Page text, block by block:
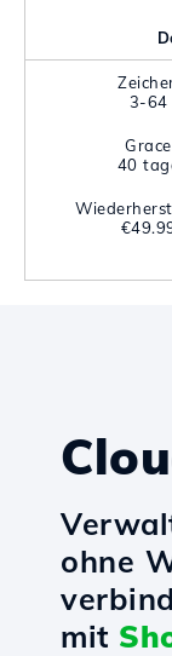
3-64
Grace
40
ohne
mit